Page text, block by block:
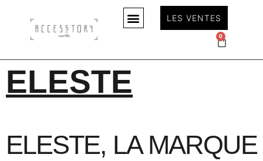
LES VENTES
0
ELESTE
ELESTE, LA MARQUE